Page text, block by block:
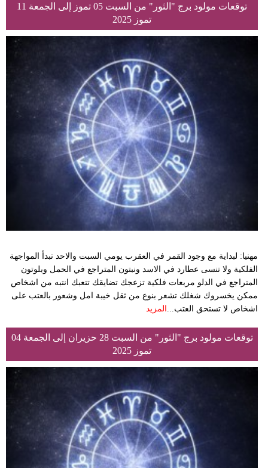
توقعات مولود برج "الثور" من السبت 05 تموز إلى الجمعة 11
تموز 2025
مهنيا: لبداية مع وجود القمر في العقرب يومي السبت والاحد تبدأ المواجهة
الفلكية ولا تنسى عطارد في الاسد ونبتون المتراجع في الحمل وبلوتون
المتراجع في الدلو مربعات فلكية تزعجك تضايقك تتعبك انتبه من اشخاص
ممكن يخسروك شغلك تشعر بنوع من ثقل خيبة امل وشعور بالعتب على
اشخاص لا تستحق العتب... المزيد
توقعات مولود برج "الثور" من السبت 28 حزيران إلى الجمعة 04
تموز 2025